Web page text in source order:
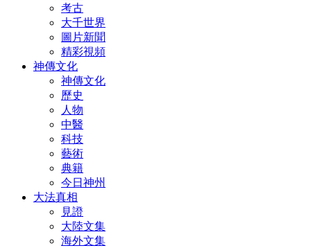
考古
大千世界
圖片新聞
精彩視頻
神傳文化
神傳文化
歷史
人物
中醫
科技
藝術
典籍
今日神州
大法真相
見證
大陸文集
海外文集